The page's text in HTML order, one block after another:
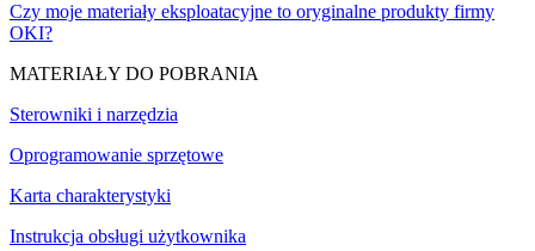
Czy moje materiały eksploatacyjne to oryginalne produkty firmy
OKI?
MATERIAŁY DO POBRANIA
Sterowniki i narzędzia
Oprogramowanie sprzętowe
Karta charakterystyki
Instrukcja obsługi użytkownika